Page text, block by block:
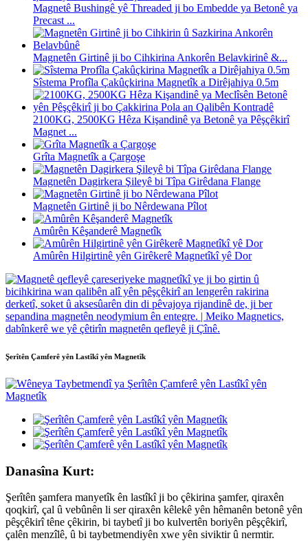
Magnetê Bushingê yê Threaded ji bo Embedde ya Betonê ya
Precast ...
Magnetên Girtinê ji bo Cihkirina Ankorên Belavkirinê &...
Sîstema Profîla Çakûçkirina Magnetîk a Dirêjahiya 0.5m
2100KG, 2500KG Hêza Kişandinê ya Betonê ya Pêşçêkirî
Magnet ...
Grîta Magnetîk a Çargoşe
Magnetên Dagirkera Şileyê bi Tîpa Girêdana Flange
Magnetên Girtinê ji bo Nêrdewana Pîlot
Amûrên Kêşanderê Magnetîk
Amûrên Hilgirtinê yên Girêkerê Magnetîkî yê Dor
Şerîtên Çamferê yên Lastîkî yên Magnetîk
Danasîna Kurt:
Şerîtên şamfera manyetîk ên lastîkî ji bo çêkirina şamfer, qiraxên
qoqkirî, çal û vebûnên li ser qiraxên kêlekê yên hêmanên betonê yên
pêşçêkirî têne çêkirin, bi taybetî ji bo kulvertên boriyên pêşçêkirî,
çalên menzîlê, û bi taybetmendiyên xwe yên siviktir û nermtir.